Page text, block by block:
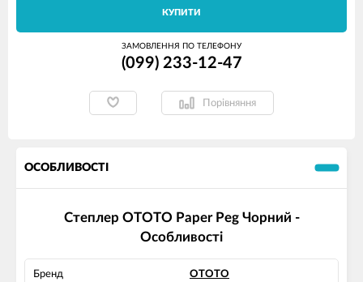
КУПИТИ
ЗАМОВЛЕННЯ ПО ТЕЛЕФОНУ
(099) 233-12-47
Порівняння
ОСОБЛИВОСТІ
Степлер OTOTO Paper Peg Чорний -
Особливості
Бренд OTOTO